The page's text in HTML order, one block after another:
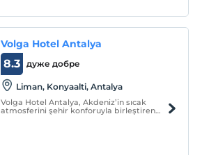
Volga Hotel Antalya
дуже добре
8.3
Liman, Konyaalti, Antalya
Volga Hotel Antalya, Akdeniz’in sıcak
atmosferini şehir konforuyla birleştiren